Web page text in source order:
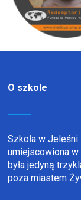
O szkole
Szkoła w Jeleśni
umiejscowiona
była jedyną
poza miastem